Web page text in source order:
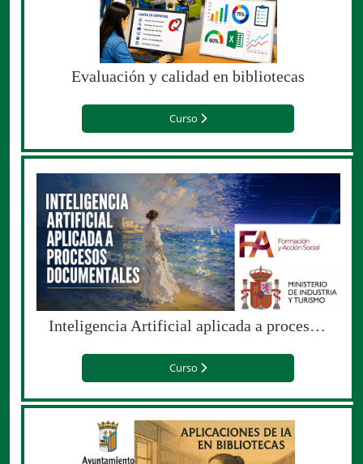
Evaluación y calidad en bibliotecas
Curso
Inteligencia Artificial aplicada a procesos documentales (Edición especial para el Ministerio de Industria y Turismo)
Curso